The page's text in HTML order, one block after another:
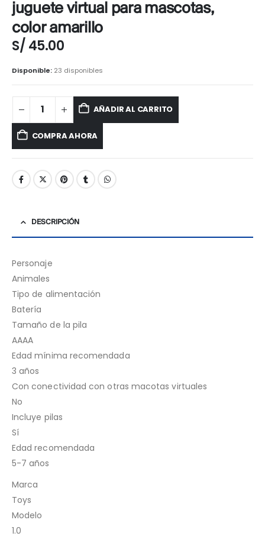
juguete virtual para mascotas,
color amarillo
S/ 45.00
Disponible: 23 disponibles
AÑADIR AL CARRITO
COMPRA AHORA
DESCRIPCIÓN
Personaje
Animales
Tipo de alimentación
Batería
Tamaño de la pila
AAAA
Edad mínima recomendada
3 años
Con conectividad con otras macotas virtuales
No
Incluye pilas
Sí
Edad recomendada
5-7 años
Marca
Toys
Modelo
1.0